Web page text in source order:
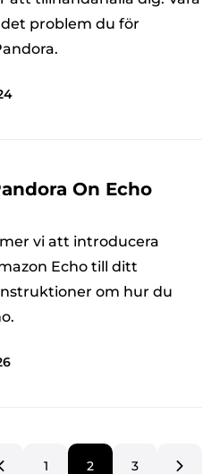
problem du för
On Echo
vi att introducera
Echo till ditt
om hur du
1 2 3